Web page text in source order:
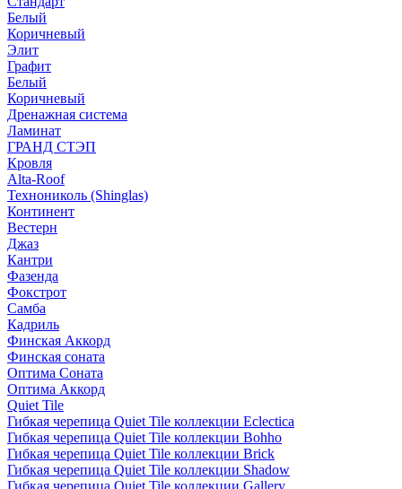
Белый
Коричневый
Элит
Графит
Белый
Коричневый
Дренажная система
Ламинат
ГРАНД СТЭП
Кровля
Alta-Roof
Технониколь (Shinglas)
Континент
Вестерн
Джаз
Кантри
Фазенда
Фокстрот
Самба
Кадриль
Финская Аккорд
Финская соната
Оптима Соната
Оптима Аккорд
Quiet Tile
Гибкая черепица Quiet Tile коллекции Eclectica
Гибкая черепица Quiet Tile коллекции Bohho
Гибкая черепица Quiet Tile коллекции Brick
Гибкая черепица Quiet Tile коллекции Shadow
Гибкая черепица Quiet Tile коллекции Gallery